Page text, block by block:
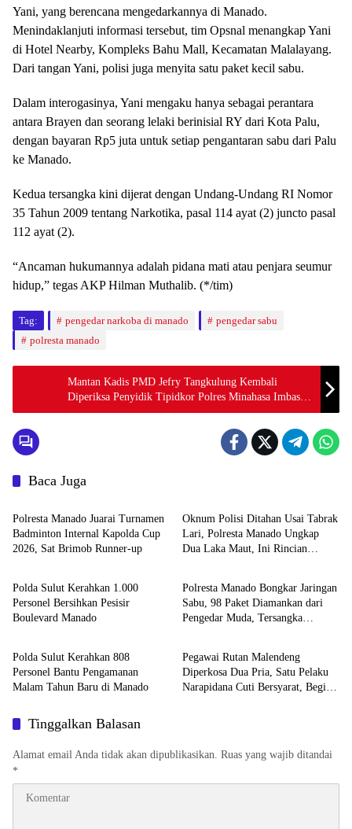
Yani, yang berencana mengedarkannya di Manado.
Menindaklanjuti informasi tersebut, tim Opsnal menangkap Yani
di Hotel Nearby, Kompleks Bahu Mall, Kecamatan Malalayang.
Dari tangan Yani, polisi juga menyita satu paket kecil sabu.
Dalam interogasinya, Yani mengaku hanya sebagai perantara
antara Brayen dan seorang lelaki berinisial RY dari Kota Palu,
dengan bayaran Rp5 juta untuk setiap pengantaran sabu dari Palu
ke Manado.
Kedua tersangka kini dijerat dengan Undang-Undang RI Nomor
35 Tahun 2009 tentang Narkotika, pasal 114 ayat (2) juncto pasal
112 ayat (2).
“Ancaman hukumannya adalah pidana mati atau penjara seumur
hidup,” tegas AKP Hilman Muthalib. (*/tim)
Tag: pengedar narkoba di manado
pengedar sabu
polresta manado
Mantan Kadis PMD Jefry Tangkulung Kembali
Diperiksa Penyidik Tipidkor Polres Minahasa Imbas
Dugaan Korupsi Perjalanan Dinas Rp2 Miliar
Baca Juga
Olahraga
Polresta Manado Juarai Turnamen
Badminton Internal Kapolda Cup
2026, Sat Brimob Runner-up
Oknum Polisi Ditahan Usai Tabrak
Lari, Polresta Manado Ungkap
Dua Laka Maut, Ini Rincian
Peristiwa
Polda Sulut Kerahkan 1.000
Personel Bersihkan Pesisir
Boulevard Manado
Berita Utama
Polresta Manado Bongkar Jaringan
Sabu, 98 Paket Diamankan dari
Pengedar Muda, Tersangka
Peristiwa
Polda Sulut Kerahkan 808
Personel Bantu Pengamanan
Malam Tahun Baru di Manado
Hukum & Kriminal
Pegawai Rutan Malendeng
Diperkosa Dua Pria, Satu Pelaku
Narapidana Cuti Bersyarat, Begini
Tinggalkan Balasan
Alamat email Anda tidak akan dipublikasikan. Ruas yang wajib ditandai
*